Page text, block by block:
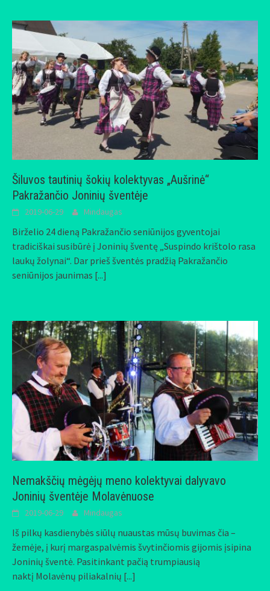
Šiluvos tautinių šokių kolektyvas „Aušrinė“
Pakražančio Joninių šventėje
2019-06-29 Mindaugas
Birželio 24 dieną Pakražančio seniūnijos gyventojai
tradiciškai susibūrė į Joninių šventę „Suspindo krištolo rasa
laukų žolynai“. Dar prieš šventės pradžią Pakražančio
seniūnijos jaunimas [...]
Nemakščių mėgėjų meno kolektyvai dalyvavo
Joninių šventėje Molavėnuose
2019-06-29 Mindaugas
Iš pilkų kasdienybės siūlų nuaustas mūsų buvimas čia –
žemėje, į kurį margaspalvėmis švytinčiomis gijomis įsipina
Joninių šventė. Pasitinkant pačią trumpiausią
naktį Molavėnų piliakalnių [...]